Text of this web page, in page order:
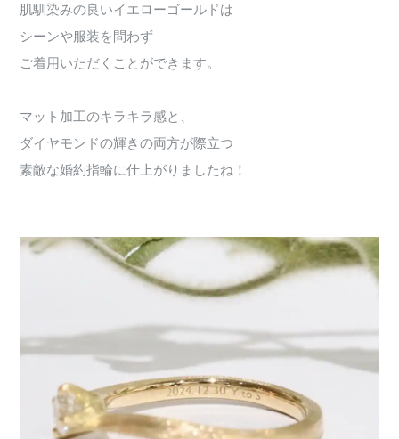
肌馴染みの良いイエローゴールドは
シーンや服装を問わず
ご着用いただくことができます。
マット加工のキラキラ感と、
ダイヤモンドの輝きの両方が際立つ
素敵な婚約指輪に仕上がりましたね！